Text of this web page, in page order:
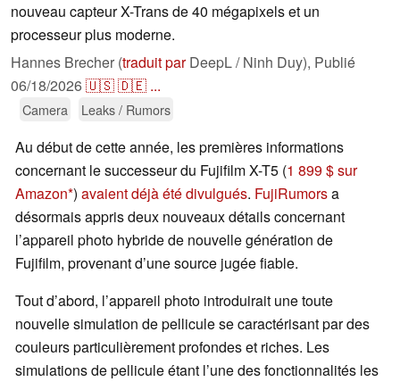
nouveau capteur X-Trans de 40 mégapixels et un
processeur plus moderne.
Hannes Brecher (traduit parDeepL / Ninh Duy), Publié
06/18/2026🇺🇸🇩🇪 ...
Camera Leaks / Rumors
Au début de cette année, les premières informations
concernant le successeur du Fujifilm X-T5 (1 899 $ sur
Amazon ) avaient déjà été divulgués. FujiRumorsa
désormais appris deux nouveaux détails concernant
l’appareil photo hybride de nouvelle génération de
Fujifilm, provenant d’une source jugée fiable.
Tout d’abord, l’appareil photo introduirait une toute
nouvelle simulation de pellicule se caractérisant par des
couleurs particulièrement profondes et riches. Les
simulations de pellicule étant l’une des fonctionnalités les